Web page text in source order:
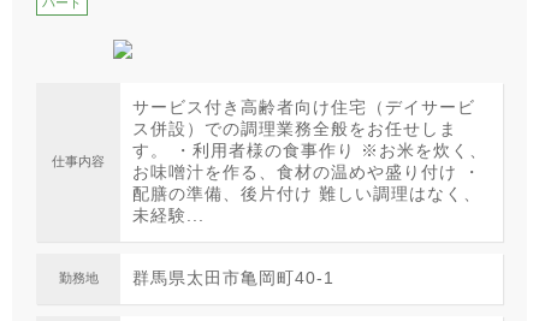
仕事内容
サービス付き高齢者向け住宅（デイサービ
ス併設）での調理業務全般をお任せしま
す。 ・利用者様の食事作り ※お米を炊く、
お味噌汁を作る、食材の温めや盛り付け ・
配膳の準備、後片付け 難しい調理はなく、
未経験...
勤務地 群馬県太田市亀岡町40-1